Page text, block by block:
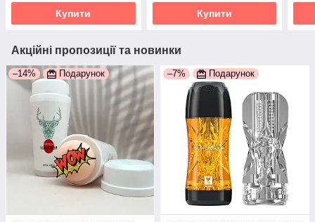
Купити Купити
Акційні пропозиції та новинки
–14% Подарунок –7% Подарунок